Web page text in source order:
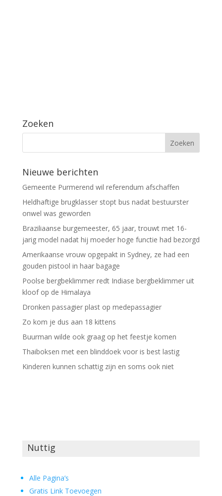
Zoeken
Nieuwe berichten
Gemeente Purmerend wil referendum afschaffen
Heldhaftige brugklasser stopt bus nadat bestuurster
onwel was geworden
Braziliaanse burgemeester, 65 jaar, trouwt met 16-
jarig model nadat hij moeder hoge functie had bezorgd
Amerikaanse vrouw opgepakt in Sydney, ze had een
gouden pistool in haar bagage
Poolse bergbeklimmer redt Indiase bergbeklimmer uit
kloof op de Himalaya
Dronken passagier plast op medepassagier
Zo kom je dus aan 18 kittens
Buurman wilde ook graag op het feestje komen
Thaiboksen met een blinddoek voor is best lastig
Kinderen kunnen schattig zijn en soms ook niet
Nuttig
Alle Pagina’s
Gratis Link Toevoegen